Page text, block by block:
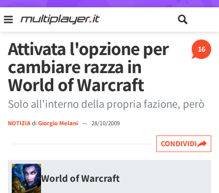
16
Attivata l'opzione per
cambiare razza in
World of Warcraft
Solo all'interno della propria fazione, però
NOTIZIAdi Giorgio Melani — 28/10/2009
CONDIVIDI
World of Warcraft